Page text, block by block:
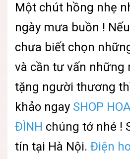
Một chút hồng nhẹ
ngày mưa buồn !
chưa biết chọn
và cần tư vấn những
tặng người thương
khảo ngay SHOP
ĐÌNH chúng tớ nhé !
tín tại Hà Nội. Điện